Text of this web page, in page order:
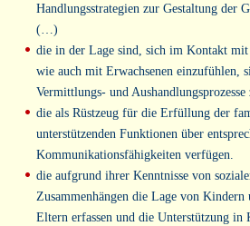
Handlungsstrategien zur Gestaltung der
(…)
die in der Lage sind, sich im Kontakt
wie auch mit Erwachsenen einzufühlen,
Vermittlungs- und
die als Rüstzeug für die Erfüllung der
unterstützenden Funktionen über
Kommunikationsfähigkeiten verfügen.
die aufgrund ihrer Kenntnisse von
Zusammenhängen die Lage von
Eltern erfassen und die Unterstützung